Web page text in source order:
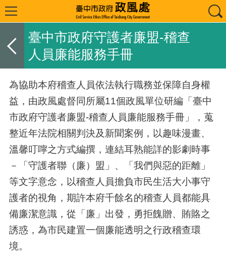
臺中市政府守護者廉盟-稽查
人員廉能服務手冊
為協助本府稽查人員依法執行職務並保障自身權
益，由政風處督同所屬11個政風單位研編「臺中
市政府守護者廉盟-稽查人員廉能服務手冊」，蒐
整近年法院相關判決及新聞案例，以趣味漫畫、
溫馨叮嚀之方式編撰，連結耳熟能詳的影劇時事
－「守護者聯（廉）盟」、「我們與惡的距離」
等文字意念，以稽查人員擔負市民生活大小事守
護者的視角，期許本府千餘名的稽查人員都能具
備廉潔意識，從「廉」出發，勇拒餽贈、賄賂之
誘惑，為市民建置一個廉能透明之行政稽查環
境。